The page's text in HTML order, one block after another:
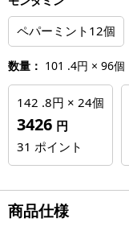
ペパーミント12個
数量： 101 .4円 × 96個
142 .8円 × 24個
3426 円
31 ポイント
商品仕様